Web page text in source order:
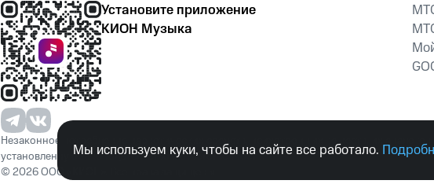
Установите приложение
КИОН Музыка
Незаконное потребление наркотических средств, психотропных веществ, их
установленную законодательством ответственность.
© 2026 ООО «КИОН». Все права защищены
Мы используем куки, чтобы на сайте все работало.